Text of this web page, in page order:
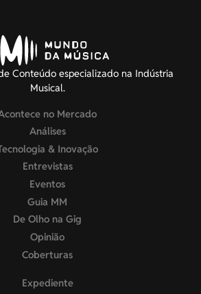
Conteúdo especializado na Indústria
Musical.
no Mercado
Análises
& Inovação
Entrevistas
Eventos
Guia MM
De Olho na Gig
Opinião
Coberturas
Expediente